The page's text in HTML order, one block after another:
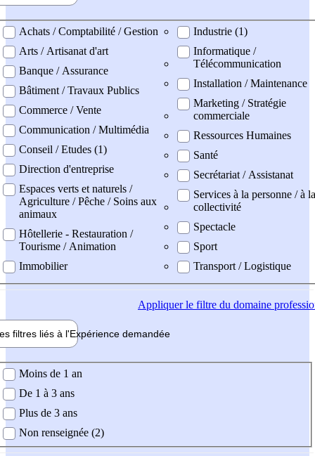
professionel
Achats / Comptabilité / Gestion
Arts / Artisanat d'art
Banque / Assurance
Bâtiment / Travaux Publics
Commerce / Vente
Communication / Multimédia
Conseil / Etudes (1)
Direction d'entreprise
Espaces verts et naturels /
Agriculture / Pêche / Soins aux
animaux
Hôtellerie - Restauration /
Tourisme / Animation
Immobilier
Industrie (1)
Informatique /
Télécommunication
Installation / Maintenance
Marketing / Stratégie
commerciale
Ressources Humaines
Santé
Secrétariat / Assistanat
Services à la personne / à la
collectivité
Spectacle
Sport
Transport / Logistique
Appliquerle filtre du domaine
filtres liés à l'Expérience demandée
demandée
Moins de 1 an
De 1 à 3 ans
Plus de 3 ans
Non renseignée (2)